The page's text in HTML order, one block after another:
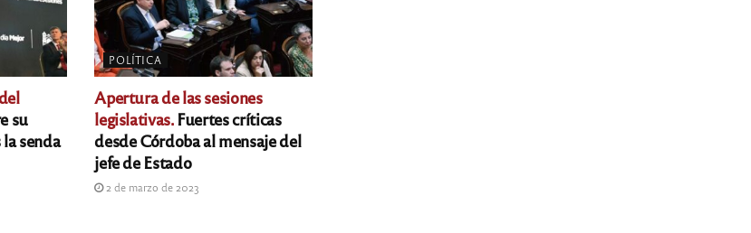
su
senda
POLÍTICA
Apertura de las sesiones
legislativas.Fuertes críticas
desde Córdoba al mensaje del
jefe de Estado
2 de marzo de 2023